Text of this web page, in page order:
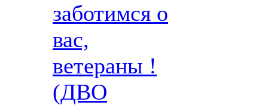
заботимся о
вас,
ветераны !
(ДВО